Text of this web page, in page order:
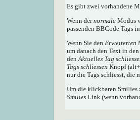
Es gibt zwei vorhandene
Wenn dernormale Modus
passenden BBCode Tags
Wenn Sie den Erweiterten
um danach den Text in
denAktuelles Tag
Tags schliessen Knopf
nur die Tags schliesst, die
Um die klickbaren Smilies
Smilies Link (wenn